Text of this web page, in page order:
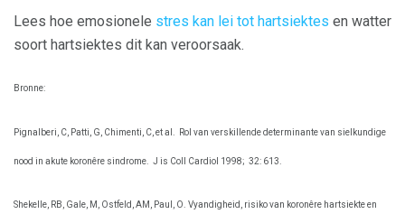
Lees hoe emosionele stres kan lei tot hartsiektes en watter
soort hartsiektes dit kan veroorsaak.
Bronne:
Pignalberi, C, Patti, G, Chimenti, C, et al. Rol van verskillende determinante van sielkundige
nood in akute koronêre sindrome. J is Coll Cardiol 1998; 32: 613.
Shekelle, RB, Gale, M, Ostfeld, AM, Paul, O. Vyandigheid, risiko van koronêre hartsiekte en